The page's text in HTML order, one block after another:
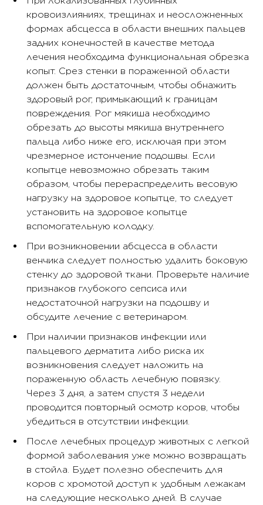
кровоизлияниях, трещинах и неосложненных
формах абсцесса в области внешних пальцев
задних конечностей в качестве метода
лечения необходима функциональная обрезка
копыт. Срез стенки в пораженной области
должен быть достаточным, чтобы обнажить
здоровый рог, примыкающий к границам
повреждения. Рог мякиша необходимо
обрезать до высоты мякиша внутреннего
пальца либо ниже его, исключая при этом
чрезмерное истончение подошвы. Если
копытце невозможно обрезать таким
образом, чтобы перераспределить весовую
нагрузку на здоровое копытце, то следует
установить на здоровое копытце
вспомогательную колодку.
При возникновении абсцесса в области
венчика следует полностью удалить боковую
стенку до здоровой ткани. Проверьте наличие
признаков глубокого сепсиса или
недостаточной нагрузки на подошву и
обсудите лечение с ветеринаром.
При наличии признаков инфекции или
пальцевого дерматита либо риска их
возникновения следует наложить на
пораженную область лечебную повязку.
Через 3 дня, а затем спустя 3 недели
проводится повторный осмотр коров, чтобы
убедиться в отсутствии инфекции.
После лечебных процедур животных с легкой
формой заболевания уже можно возвращать
в стойла. Будет полезно обеспечить для
коров с хромотой доступ к удобным лежакам
на следующие несколько дней. В случае